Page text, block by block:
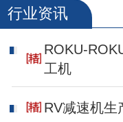
行业资讯
ROKU-
工机
RV减速机生